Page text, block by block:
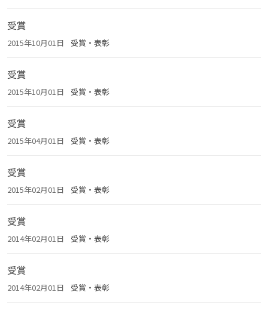
受賞
2015年10月01日 受賞・表彰
受賞
2015年10月01日 受賞・表彰
受賞
2015年04月01日 受賞・表彰
受賞
2015年02月01日 受賞・表彰
受賞
2014年02月01日 受賞・表彰
受賞
2014年02月01日 受賞・表彰